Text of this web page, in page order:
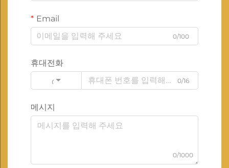
Email
0/100
휴대전화
Code
0/16
메시지
0/1000